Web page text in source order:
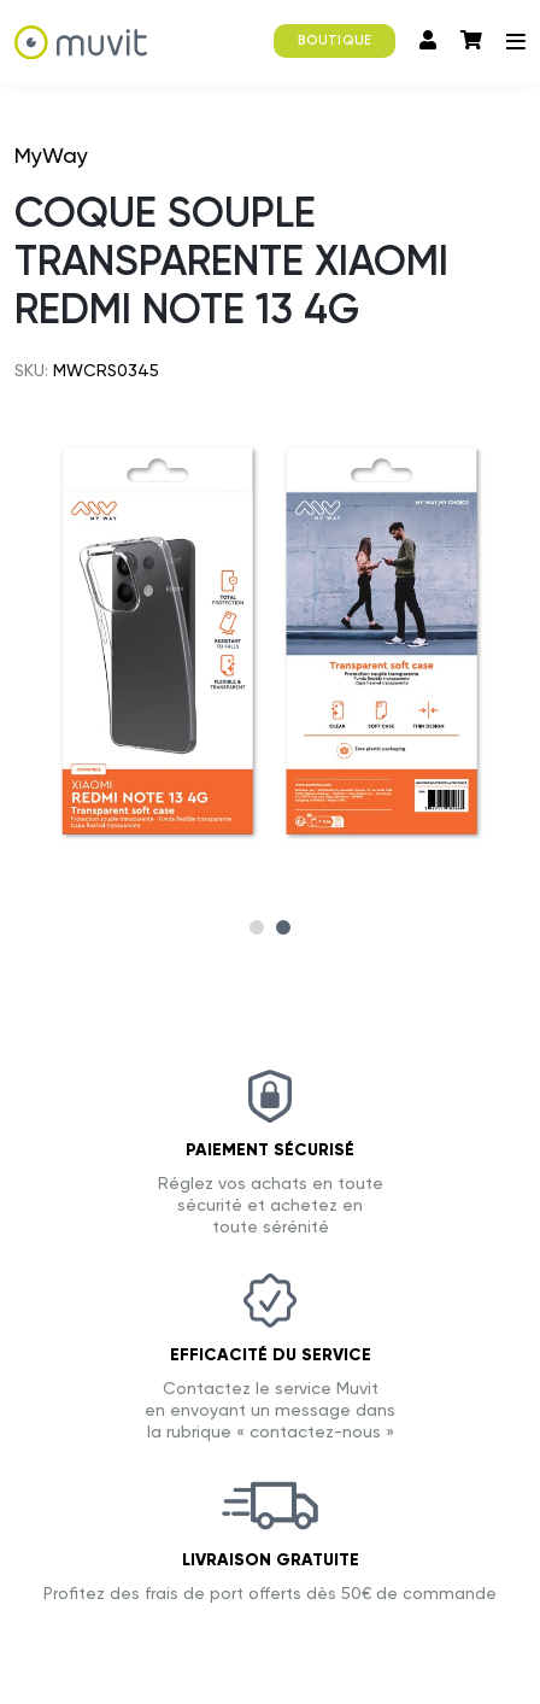
BOUTIQUE
MyWay
COQUE SOUPLE
TRANSPARENTE XIAOMI
REDMI NOTE 13 4G
SKU: MWCRS0345
PAIEMENT SÉCURISÉ
Réglez vos achats en toute
sécurité et achetez en
toute sérénité
EFFICACITÉ DU SERVICE
Contactez le service Muvit
en envoyant un message dans
la rubrique « contactez-nous »
LIVRAISON GRATUITE
Profitez des frais de port offerts dès 50€ de commande